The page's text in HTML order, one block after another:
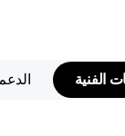
الفنية